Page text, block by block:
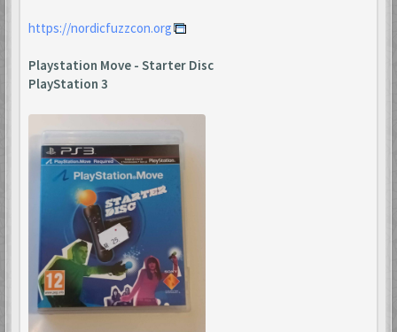
https://nordicfuzzcon.org
Playstation Move - Starter Disc
PlayStation 3